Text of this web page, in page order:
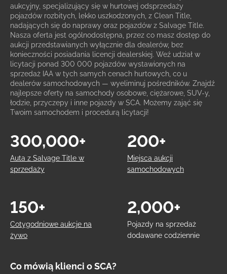
aukcyjny, specjalizujący się w hurtowej odsprzedaży
pojazdów rozbitych, lekko uszkodzonych, z Clean Title,
nadających się do naprawy oraz pojazdów z Salvage Title.
Nasza oferta jest ogólnodostępna, przez co masz dostęp do
aukcji przedstawianych wyłącznie dla dealerów, bez
konieczności posiadania licencji dealerskiej. Weź udział w
licytacji ponad 300 000 pojazdów wystawionych na
sprzedaż IAA w tych samych cenach hurtowych, co u
dealerów samochodowych — wyeliminuj pośredników. Znajdź
najlepsze oferty na samochody osobowe, ciężarowe, SUV-y,
łodzie, przyczepy i inne pojazdy w SCA. Możemy zająć się
Twoim samochodem i procedurą licytacji!
Auta z Salvage Title w
sprzedaży
300,000+
Miejsca aukcji
samochodowych
200+
Cotygodniowe aukcje na
żywo
150+
Pojazdy na sprzedaż
dodawane codziennie
2,000+
Co mówią klienci o SCA?